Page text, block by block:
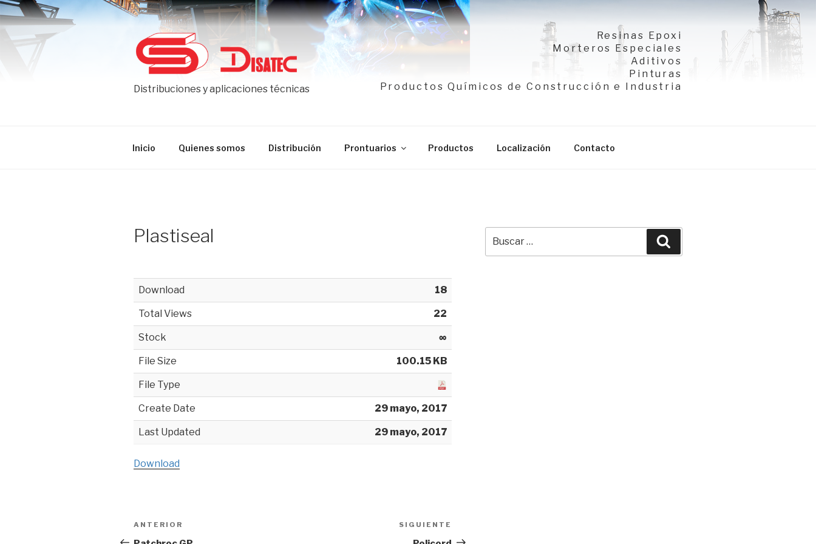
Ir
al
contenido
Resinas Epoxi
Morteros Especiales
Aditivos
Pinturas
Productos Químicos de Construcción e Industria
Distribuciones y aplicaciones técnicas
Inicio Quienes somos Distribución Prontuarios Productos Localización Contacto
Plastiseal
Download 18
Total Views 22
Stock ∞
File Size 100.15 KB
File Type
Create Date 29 mayo, 2017
Last Updated 29 mayo, 2017
Download
Navegación
Entrada
anterior:
ANTERIOR
entrada
SIGUIENTE
por: